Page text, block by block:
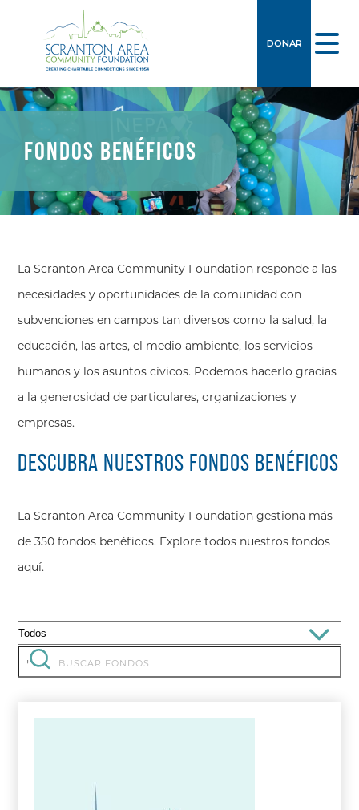
DONAR
FONDOS BENÉFICOS
La Scranton Area Community Foundation responde a las
necesidades y oportunidades de la comunidad con
subvenciones en campos tan diversos como la salud, la
educación, las artes, el medio ambiente, los servicios
humanos y los asuntos cívicos. Podemos hacerlo gracias
a la generosidad de particulares, organizaciones y
empresas.
DESCUBRA NUESTROS FONDOS BENÉFICOS
La Scranton Area Community Foundation gestiona más
de 350 fondos benéficos. Explore todos nuestros fondos
aquí.
Filtrar
por:
Buscar:
'